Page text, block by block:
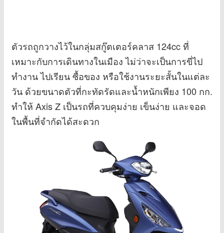
ตัวรถถูกวางไว้ในกลุ่มสกู๊ตเตอร์คลาส 124cc ที่
เหมาะกับการเดินทางในเมือง ไม่ว่าจะเป็นการขี่ไป
ทำงาน ไปเรียน ซื้อของ หรือใช้งานระยะสั้นในแต่ละ
วัน ด้วยขนาดตัวที่กะทัดรัดและน้ำหนักเพียง 100 กก.
ทำให้ Axis Z เป็นรถที่ควบคุมง่าย เข็นง่าย และจอด
ในพื้นที่จำกัดได้สะดวก